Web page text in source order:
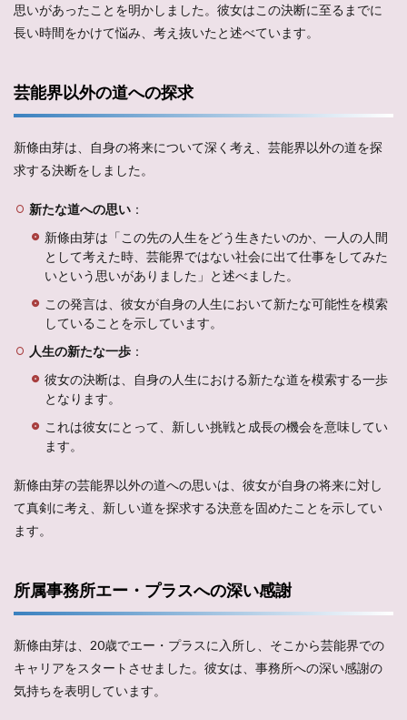
思いがあったことを明かしました。彼女はこの決断に至るまでに
長い時間をかけて悩み、考え抜いたと述べています。
芸能界以外の道への探求
新條由芽は、自身の将来について深く考え、芸能界以外の道を探
求する決断をしました。
新たな道への思い ：
新條由芽は「この先の人生をどう生きたいのか、一人の人間
として考えた時、芸能界ではない社会に出て仕事をしてみた
いという思いがありました」と述べました。
この発言は、彼女が自身の人生において新たな可能性を模索
していることを示しています。
人生の新たな一歩 ：
彼女の決断は、自身の人生における新たな道を模索する一歩
となります。
これは彼女にとって、新しい挑戦と成長の機会を意味してい
ます。
新條由芽の芸能界以外の道への思いは、彼女が自身の将来に対し
て真剣に考え、新しい道を探求する決意を固めたことを示してい
ます。
所属事務所エー・プラスへの深い感謝
新條由芽は、20歳でエー・プラスに入所し、そこから芸能界での
キャリアをスタートさせました。彼女は、事務所への深い感謝の
気持ちを表明しています。